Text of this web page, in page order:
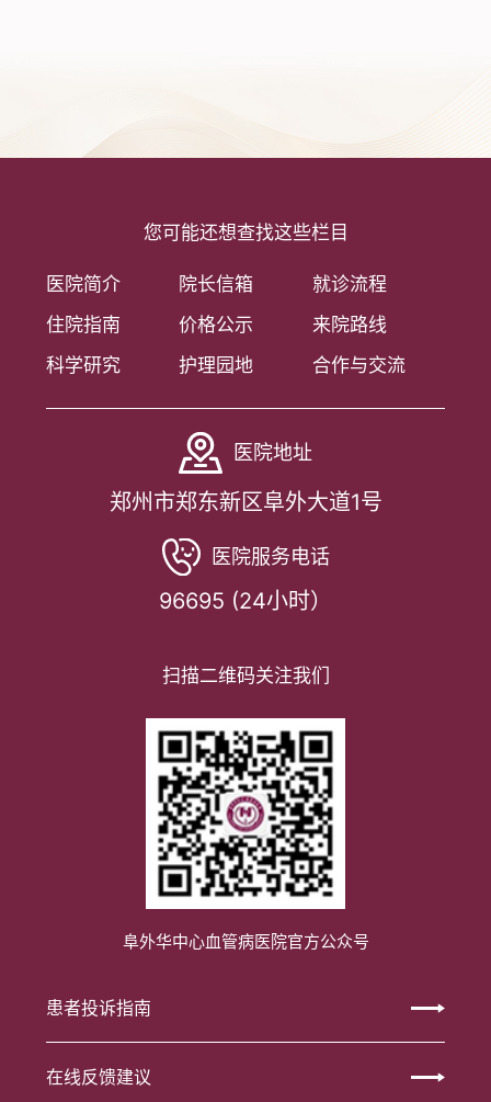
您可能还想查找这些栏目
医院简介 院长信箱
就诊流程
住院指南
价格公示
来院路线
科学研究
护理园地 合作与交流
医院地址
郑州市郑东新区阜外大道1号
医院服务电话
96695 (24小时）
扫描二维码关注我们
阜外华中心血管病医院官方公众号
患者投诉指南
在线反馈建议